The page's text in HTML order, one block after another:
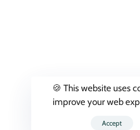
🍪 This website uses
improve your web
Accept